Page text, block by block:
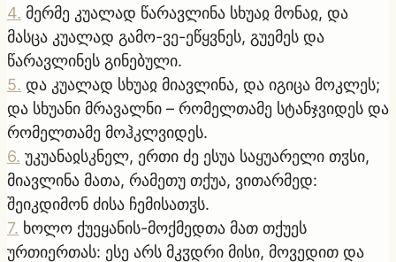
4. მერმე კუალად წარავლინა სხუაჲ მონაჲ, და
მასცა კუალად გამო-ვე-ეწყვნეს, გუემეს და
წარავლინეს გინებული.
5. და კუალად სხუაჲ მიავლინა, და იგიცა მოკლეს;
და სხუანი მრავალნი – რომელთამე სტანჯვიდეს და
რომელთამე მოჰკლვიდეს.
6. უკუანაჲსკნელ, ერთი ძე ესუა საყუარელი თჳსი,
მიავლინა მათა, რამეთუ თქუა, ვითარმედ:
შეიკდიმონ ძისა ჩემისათჳს.
7. ხოლო ქუეყანის-მოქმედთა მათ თქუეს
ურთიერთას: ესე არს მკჳდრი მისი, მოვედით და